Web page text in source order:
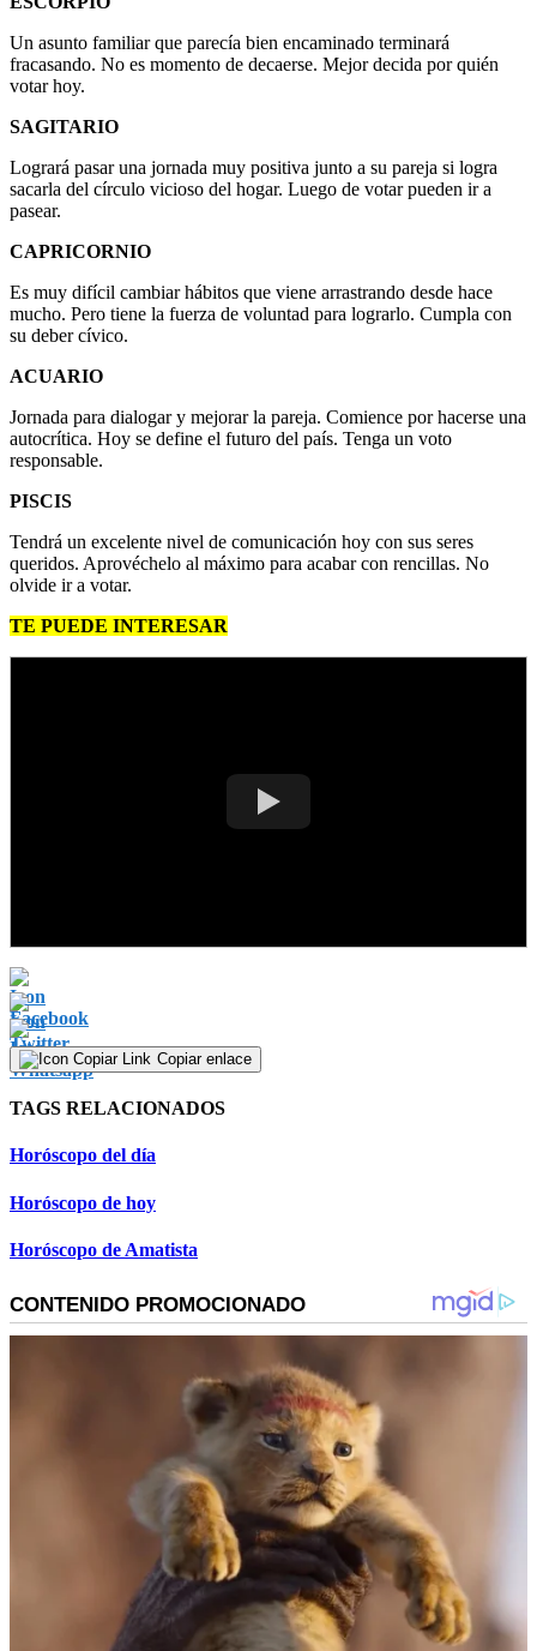
Un asunto familiar que parecía bien encaminado terminará
fracasando. No es momento de decaerse. Mejor decida por quién
votar hoy.
SAGITARIO
Logrará pasar una jornada muy positiva junto a su pareja si logra
sacarla del círculo vicioso del hogar. Luego de votar pueden ir a
pasear.
CAPRICORNIO
Es muy difícil cambiar hábitos que viene arrastrando desde hace
mucho. Pero tiene la fuerza de voluntad para lograrlo. Cumpla con
su deber cívico.
ACUARIO
Jornada para dialogar y mejorar la pareja. Comience por hacerse una
autocrítica. Hoy se define el futuro del país. Tenga un voto
responsable.
PISCIS
Tendrá un excelente nivel de comunicación hoy con sus seres
queridos. Aprovéchelo al máximo para acabar con rencillas. No
olvide ir a votar.
TE PUEDE INTERESAR
Copiar enlace
TAGS RELACIONADOS
Horóscopo del día
Horóscopo de hoy
Horóscopo de Amatista